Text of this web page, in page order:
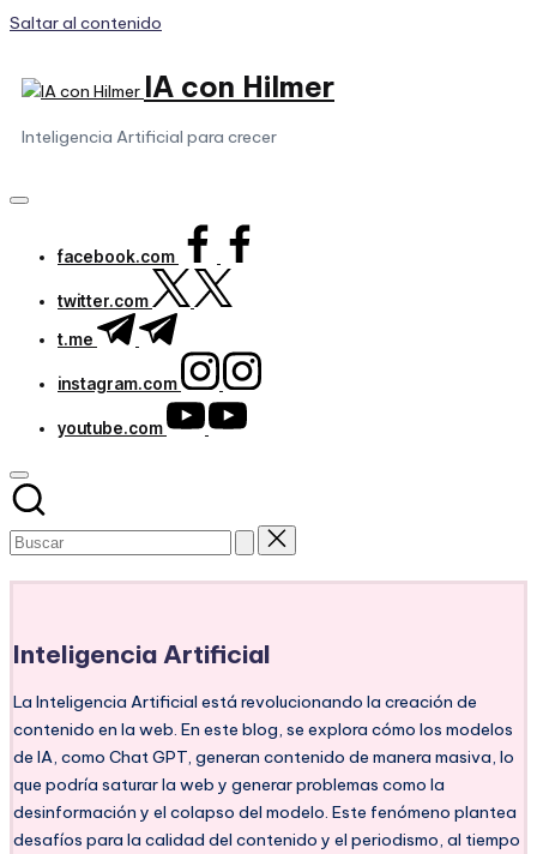
Saltar al contenido
IA con Hilmer
Inteligencia Artificial para crecer
facebook.com
twitter.com
t.me
instagram.com
youtube.com
Inteligencia Artificial
La Inteligencia Artificial está revolucionando la creación de
contenido en la web. En este blog, se explora cómo los modelos
de IA, como Chat GPT, generan contenido de manera masiva, lo
que podría saturar la web y generar problemas como la
desinformación y el colapso del modelo. Este fenómeno plantea
desafíos para la calidad del contenido y el periodismo, al tiempo